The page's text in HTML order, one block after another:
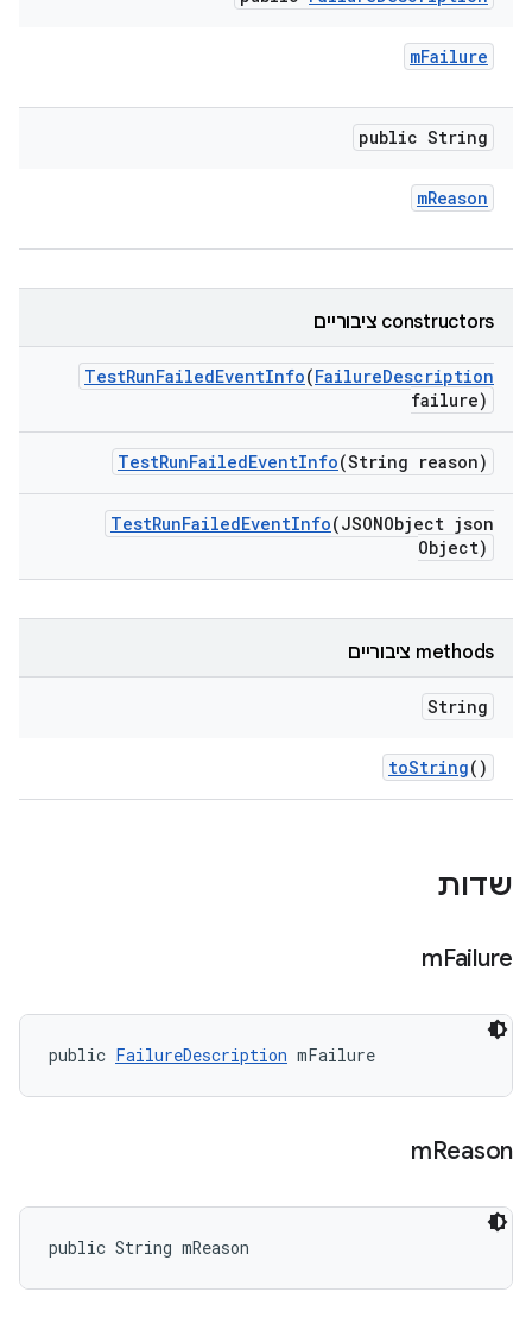
mFailure
public String
mReason
‫constructors ציבוריים
TestRunFailedEventInfo(FailureDescription
failure)
TestRunFailedEventInfo(String reason)
TestRunFailedEventInfo(JSONObject json
Object)
‫methods ציבוריים
String
toString()
שדות
mFailure
public FailureDescription mFailure
mReason
public String mReason